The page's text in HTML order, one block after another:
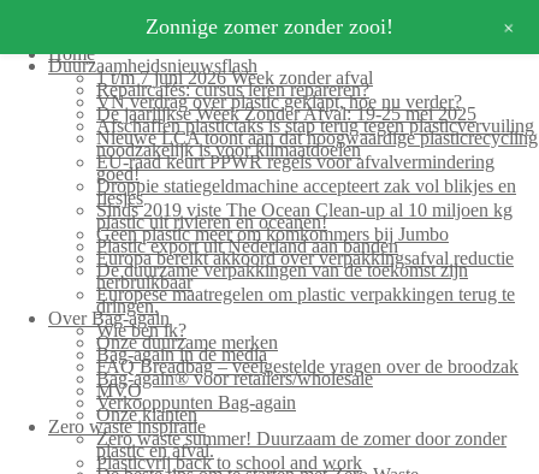
Home
Duurzaamheidsnieuwsflash
1 t/m 7 juni 2026 Week zonder afval
Repaircafés: cursus leren repareren?
VN verdrag over plastic geklapt, hoe nu verder?
De jaarlijkse Week Zonder Afval: 19-25 mei 2025
Afschaffen plastictaks is stap terug tegen plasticvervuiling
Nieuwe LCA toont aan dat hoogwaardige plasticrecycling
noodzakelijk is voor klimaatdoelen
EU-raad keurt PPWR regels voor afvalvermindering
goed!
Droppie statiegeldmachine accepteert zak vol blikjes en
flesjes
Sinds 2019 viste The Ocean Clean-up al 10 miljoen kg
plastic uit rivieren en oceanen!
Geen plastic meer om komkommers bij Jumbo
Plastic export uit Nederland aan banden
Europa bereikt akkoord over verpakkingsafval reductie
De duurzame verpakkingen van de toekomst zijn
herbruikbaar
Europese maatregelen om plastic verpakkingen terug te
dringen.
Over Bag-again
Wie ben ik?
Onze duurzame merken
Bag-again in de media
FAQ Breadbag – veelgestelde vragen over de broodzak
Bag-again® voor retailers/wholesale
MVO
Verkooppunten Bag-again
Onze klanten
Zero waste inspiratie
Zero waste summer! Duurzaam de zomer door zonder
plastic en afval.
Plasticvrij back to school and work
Zonnige zomer zonder zooi! +